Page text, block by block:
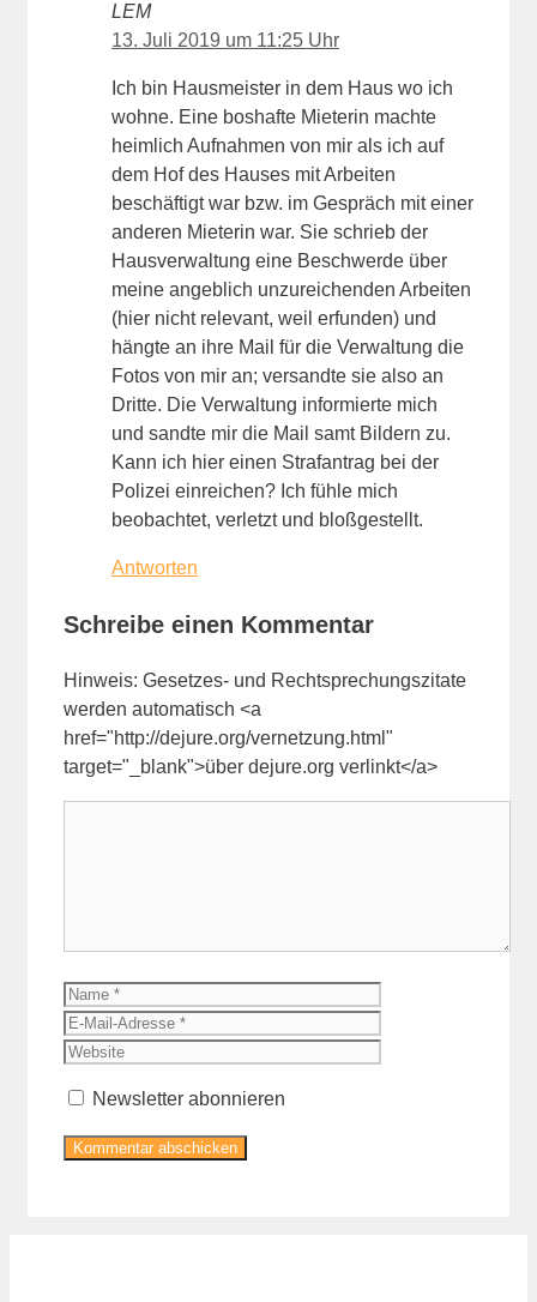
LEM
13. Juli 2019 um 11:25 Uhr
Ich bin Hausmeister in dem Haus wo ich
wohne. Eine boshafte Mieterin machte
heimlich Aufnahmen von mir als ich auf
dem Hof des Hauses mit Arbeiten
beschäftigt war bzw. im Gespräch mit einer
anderen Mieterin war. Sie schrieb der
Hausverwaltung eine Beschwerde über
meine angeblich unzureichenden Arbeiten
(hier nicht relevant, weil erfunden) und
hängte an ihre Mail für die Verwaltung die
Fotos von mir an; versandte sie also an
Dritte. Die Verwaltung informierte mich
und sandte mir die Mail samt Bildern zu.
Kann ich hier einen Strafantrag bei der
Polizei einreichen? Ich fühle mich
beobachtet, verletzt und bloßgestellt.
Antworten
Schreibe einen Kommentar
Hinweis: Gesetzes- und Rechtsprechungszitate
werden automatisch <a
href="http://dejure.org/vernetzung.html"
target="_blank">über dejure.org verlinkt</a>
Name
Newsletter abonnieren